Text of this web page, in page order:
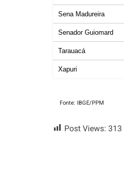
Sena Madureira
Senador Guiomard
Tarauacá
Xapuri
Fonte: IBGE/PPM
Post Views: 313